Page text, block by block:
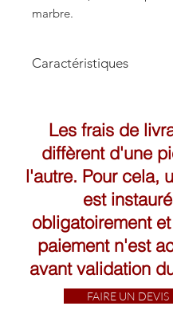
marbre.
Caractéristiques
Les frais de
diffèrent d'une
l'autre. Pour cela,
est instauré
obligatoirement
paiement n'est
avant validation
FAIRE UN DEVIS